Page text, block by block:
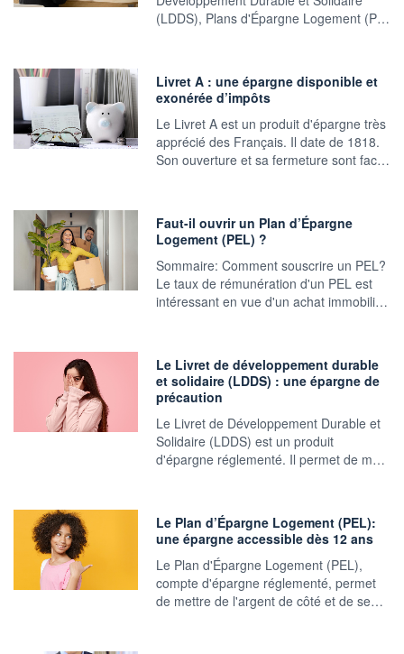
(LDDS), Plans d'Épargne Logement (P…
Livret A : une épargne disponible et
exonérée d’impôts
Le Livret A est un produit d'épargne très
apprécié des Français. Il date de 1818.
Son ouverture et sa fermeture sont fac…
Faut-il ouvrir un Plan d’Épargne
Logement (PEL) ?
Sommaire: Comment souscrire un PEL?
Le taux de rémunération d'un PEL est
intéressant en vue d'un achat immobili…
Le Livret de développement durable
et solidaire (LDDS) : une épargne de
précaution
Le Livret de Développement Durable et
Solidaire (LDDS) est un produit
d'épargne réglementé. Il permet de m…
Le Plan d’Épargne Logement (PEL):
une épargne accessible dès 12 ans
Le Plan d'Épargne Logement (PEL),
compte d'épargne réglementé, permet
de mettre de l'argent de côté et de se…